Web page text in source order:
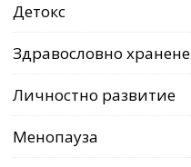
Детокс
Здравословно хранене
Личностно развитие
Менопауза